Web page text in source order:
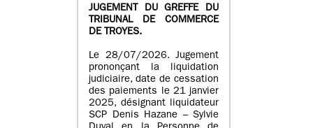
JUGEMENT DU GREFFE DU
TRIBUNAL DE COMMERCE
DE TROYES.
Le 28/07/2026. Jugement
prononçant la liquidation
judiciaire, date de cessation
des paiements le 21 janvier
2025, désignant liquidateur
SCP Denis Hazane – Sylvie